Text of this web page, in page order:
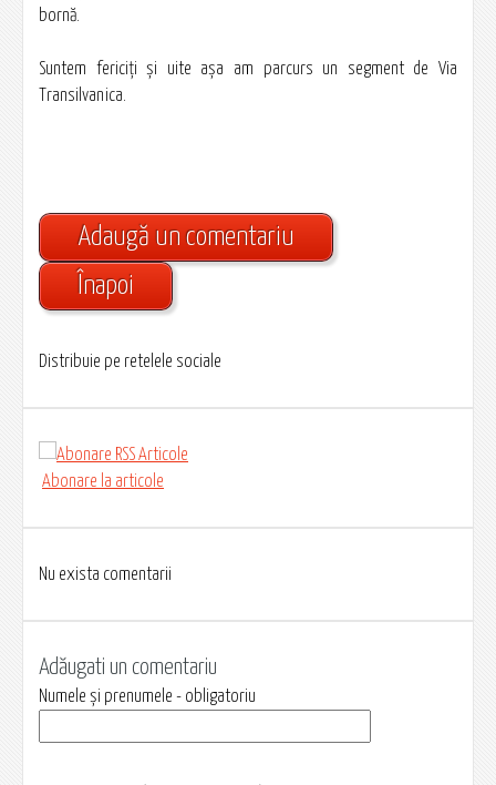
bornă.
Suntem fericiți și uite așa am parcurs un segment de Via
Transilvanica.
Adaugă un comentariu
Înapoi
Distribuie pe retelele sociale
Abonare la articole
Nu exista comentarii
Adăugati un comentariu
Numele și prenumele - obligatoriu